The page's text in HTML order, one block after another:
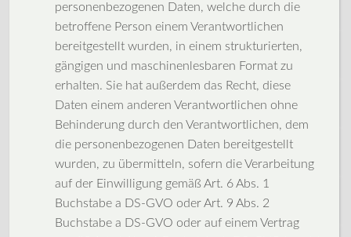
personenbezogenen Daten, welche durch die
betroffene Person einem Verantwortlichen
bereitgestellt wurden, in einem strukturierten,
gängigen und maschinenlesbaren Format zu
erhalten. Sie hat außerdem das Recht, diese
Daten einem anderen Verantwortlichen ohne
Behinderung durch den Verantwortlichen, dem
die personenbezogenen Daten bereitgestellt
wurden, zu übermitteln, sofern die Verarbeitung
auf der Einwilligung gemäß Art. 6 Abs. 1
Buchstabe a DS-GVO oder Art. 9 Abs. 2
Buchstabe a DS-GVO oder auf einem Vertrag